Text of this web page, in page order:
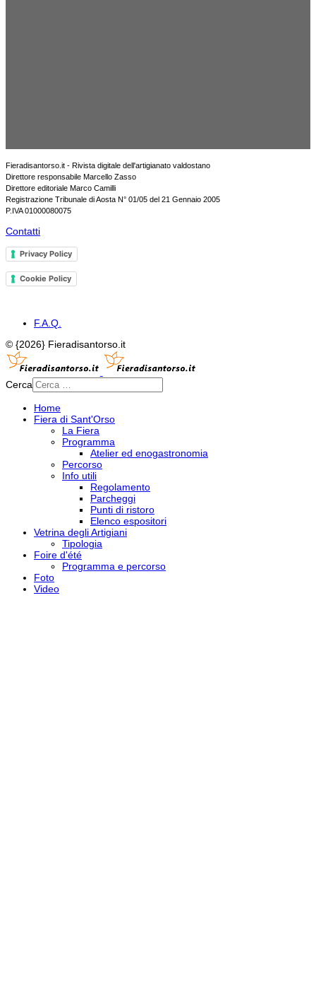
Fieradisantorso.it - Rivista digitale dell'artigianato valdostano
Direttore responsabile Marcello Zasso
Direttore editoriale Marco Camilli
Registrazione Tribunale di Aosta N° 01/05 del 21 Gennaio 2005
P.IVA 01000080075
Contatti
Privacy Policy
Cookie Policy
F.A.Q.
© {2026} Fieradisantorso.it
Cerca
Home
Fiera di Sant'Orso
La Fiera
Programma
Atelier ed enogastronomia
Percorso
Info utili
Regolamento
Parcheggi
Punti di ristoro
Elenco espositori
Vetrina degli Artigiani
Tipologia
Foire d'été
Programma e percorso
Foto
Video